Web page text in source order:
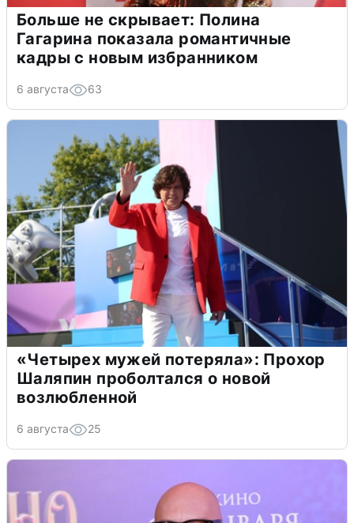
Больше не скрывает: Полина
Гагарина показала романтичные
кадры с новым избранником
6 августа 63
«Четырех мужей потеряла»: Прохор
Шаляпин проболтался о новой
возлюбленной
6 августа 25